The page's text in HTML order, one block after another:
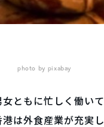
photo by pixabay
ともに忙しく働い
は外食産業が充実